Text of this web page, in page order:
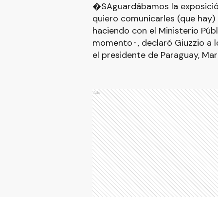
�SAguardábamos la
quiero comunicarles (que
haciendo con el Ministerio
momento⬝, declaró Giuzzio a
el presidente de Paraguay,
Ads